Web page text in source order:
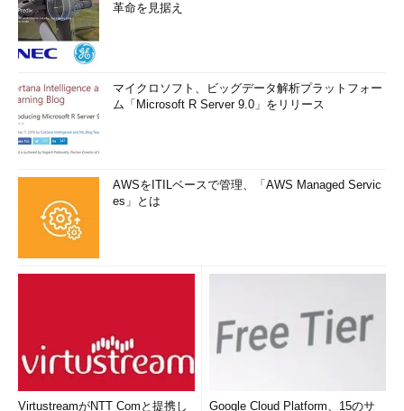
革命を見据え
マイクロソフト、ビッグデータ解析プラットフォー
ム「Microsoft R Server 9.0」をリリース
AWSをITILベースで管理、「AWS Managed Servic
es」とは
VirtustreamがNTT Comと提携し
Google Cloud Platform、15のサ